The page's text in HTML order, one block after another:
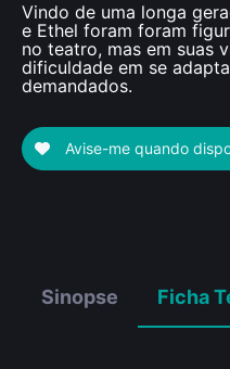
Vindo de uma longa
e Ethel foram foram
no teatro, mas em suas
dificuldade em se
demandados.
Avise-me quando
Sinopse Ficha